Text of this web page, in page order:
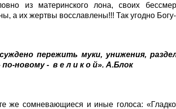
из материнского лона, своих
а их жертвы восславлены!!! Так угодно
пережить муки, унижения,
по-новому - в е л и к о й». А.Блок
же сомневающиеся и иные голоса: